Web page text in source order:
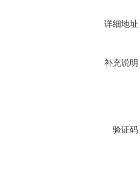
详细地址
补充说明
验证码